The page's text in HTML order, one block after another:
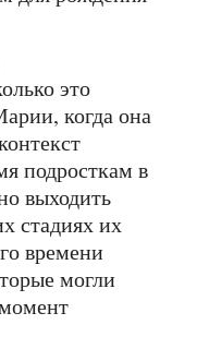
когда она
подросткам в
выходить
стадиях их
времени
могли